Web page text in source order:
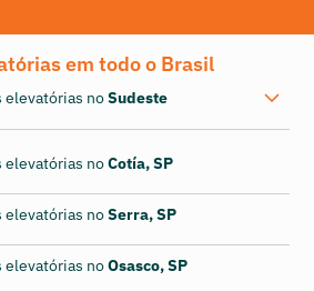
em todo o Brasil
elevatórias noSudeste
elevatórias noCotía, SP
elevatórias noSerra, SP
elevatórias noOsasco, SP